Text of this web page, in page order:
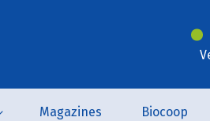
Magazines Biocoop